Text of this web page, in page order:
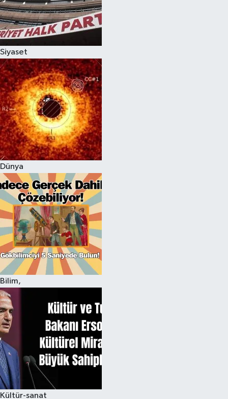
Siyaset
Dünya
Bilim,
Kültür-sanat